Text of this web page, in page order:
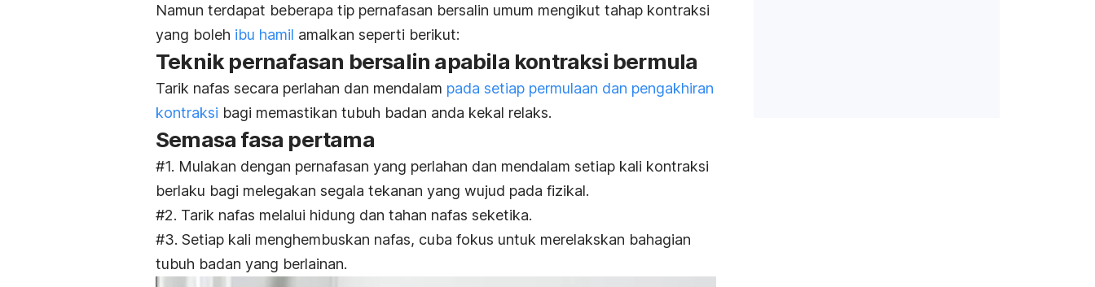
Namun terdapat beberapa tip pernafasan bersalin umum mengikut tahap kontraksi
yang boleh ibu hamil amalkan seperti berikut:
Teknik pernafasan bersalin apabila kontraksi bermula
Tarik nafas secara perlahan dan mendalam pada setiap permulaan dan pengakhiran
kontraksi bagi memastikan tubuh badan anda kekal relaks.
Semasa fasa pertama
#1. Mulakan dengan pernafasan yang perlahan dan mendalam setiap kali kontraksi
berlaku bagi melegakan segala tekanan yang wujud pada fizikal.
#2. Tarik nafas melalui hidung dan tahan nafas seketika.
#3. Setiap kali menghembuskan nafas, cuba fokus untuk merelakskan bahagian
tubuh badan yang berlainan.